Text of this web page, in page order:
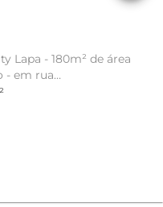
Lapa - 180m² de área
- em rua